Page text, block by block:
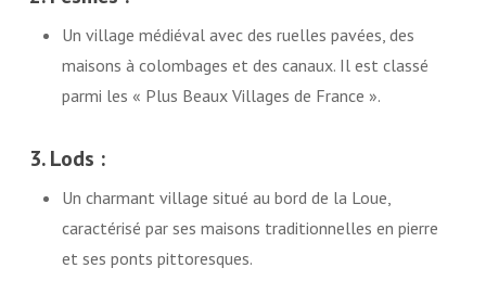
Un village médiéval avec des ruelles pavées, des
maisons à colombages et des canaux. Il est classé
parmi les « Plus Beaux Villages de France ».
3. Lods :
Un charmant village situé au bord de la Loue,
caractérisé par ses maisons traditionnelles en pierre
et ses ponts pittoresques.